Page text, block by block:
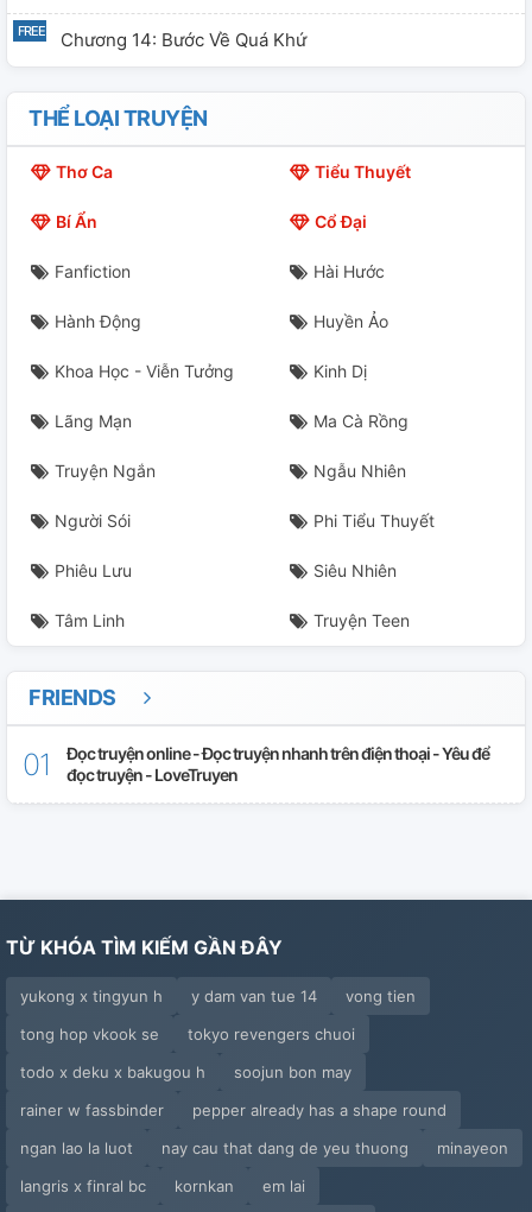
Chương 14: Bước Về Quá Khứ
THỂ LOẠI TRUYỆN
Thơ Ca Tiểu Thuyết
Bí Ẩn Cổ Đại
Fanfiction Hài Hước
Hành Động Huyền Ảo
Khoa Học - Viễn Tưởng Kinh Dị
Lãng Mạn Ma Cà Rồng
Truyện Ngắn Ngẫu Nhiên
Người Sói Phi Tiểu Thuyết
Phiêu Lưu Siêu Nhiên
Tâm Linh Truyện Teen
FRIENDS
Đọc truyện online - Đọc truyện nhanh trên điện thoại - Yêu để
đọc truyện - LoveTruyen
TỪ KHÓA TÌM KIẾM GẦN ĐÂY
yukong x tingyun h y dam van tue 14
vong tien
tong hop vkook se
tokyo revengers chuoi
todo x deku x bakugou h
soojun bon may
rainer w fassbinder
pepper already has a shape round
ngan lao la luot
nay cau that dang de yeu thuong
minayeon
langris x finral bc
kornkan em lai